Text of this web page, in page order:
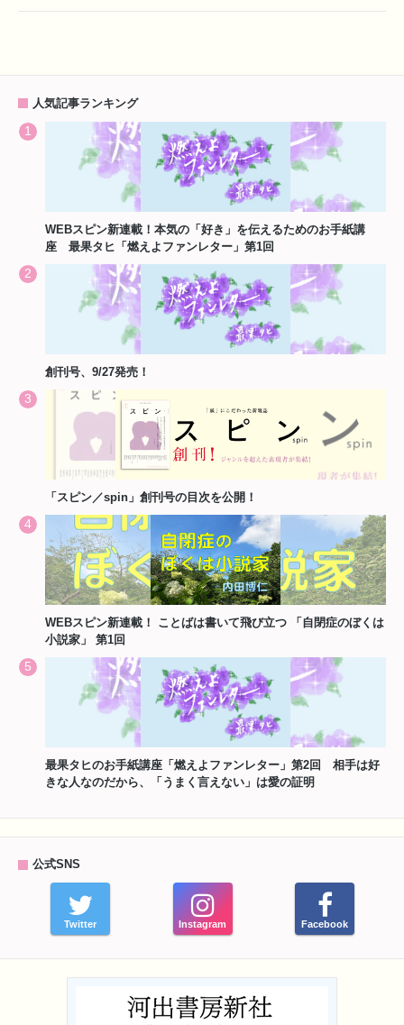
人気記事ランキング
WEBスピン新連載！本気の「好き」を伝えるためのお手紙講
座 最果タヒ「燃えよファンレター」第1回
創刊号、9/27発売！
「スピン／spin」創刊号の目次を公開！
WEBスピン新連載！ ことばは書いて飛び立つ 「自閉症のぼくは
小説家」 第1回
最果タヒのお手紙講座「燃えよファンレター」第2回 相手は好
きな人なのだから、「うまく言えない」は愛の証明
公式SNS
Twitter Instagram Facebook